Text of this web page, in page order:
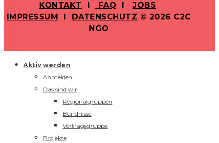
KONTAKT I FAQ IJOBS
IMPRESSUM I DATENSCHUTZ © 2026 C2C
NGO
Aktiv werden
Anmelden
Das sind wir
Regionalgruppen
Bündnisse
Vortragsgruppe
Projekte